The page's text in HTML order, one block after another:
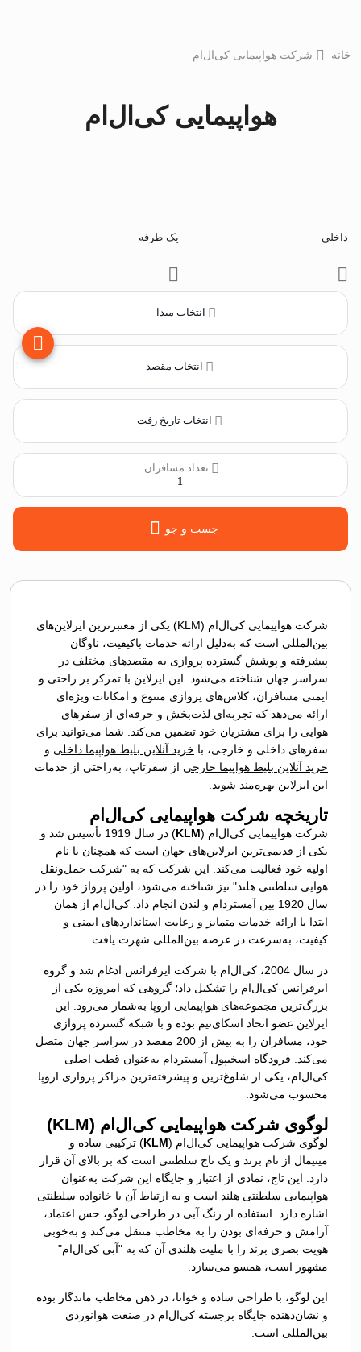
خانه شرکت هواپیمایی کی‌ال‌ام
هواپیمایی کی‌ال‌ام
داخلی یک طرفه
انتخاب مبدا
انتخاب مقصد
تعداد مسافران:
1
جست و جو
شرکت هواپیمایی کی‌ال‌ام (KLM) یکی از معتبرترین ایرلاین‌های
بین‌المللی است که به‌دلیل ارائه خدمات باکیفیت، ناوگان
پیشرفته و پوشش گسترده پروازی به مقصدهای مختلف در
سراسر جهان شناخته می‌شود. این ایرلاین با تمرکز بر راحتی و
ایمنی مسافران، کلاس‌های پروازی متنوع و امکانات ویژه‌ای
ارائه می‌دهد که تجربه‌ای لذت‌بخش و حرفه‌ای از سفرهای
هوایی را برای مشتریان خود تضمین می‌کند. شما می‌توانید برای
سفرهای داخلی و خارجی، با خرید آنلاین بلیط هواپیما داخلی و
خرید آنلاین بلیط هواپیما خارجی از سفرتاپ، به‌راحتی از خدمات
این ایرلاین بهره‌مند شوید.
تاریخچه شرکت هواپیمایی کی‌ال‌ام
شرکت هواپیمایی کی‌ال‌ام (KLM
) در سال 1919 تأسیس شد و
یکی از قدیمی‌ترین ایرلاین‌های جهان است که همچنان با نام
اولیه خود فعالیت می‌کند. این شرکت که به "شرکت حمل‌ونقل
هوایی سلطنتی هلند" نیز شناخته می‌شود، اولین پرواز خود را در
سال 1920 بین آمستردام و لندن انجام داد. کی‌ال‌ام از همان
ابتدا با ارائه خدمات متمایز و رعایت استانداردهای ایمنی و
کیفیت، به‌سرعت در عرصه بین‌المللی شهرت یافت.
در سال 2004، کی‌ال‌ام با شرکت ایرفرانس ادغام شد و گروه
ایرفرانس-کی‌ال‌ام را تشکیل داد؛ گروهی که امروزه یکی از
بزرگ‌ترین مجموعه‌های هواپیمایی اروپا به‌شمار می‌رود. این
ایرلاین عضو اتحاد اسکای‌تیم بوده و با شبکه گسترده پروازی
خود، مسافران را به بیش از 200 مقصد در سراسر جهان متصل
می‌کند. فرودگاه اسخیپول آمستردام به‌عنوان قطب اصلی
کی‌ال‌ام، یکی از شلوغ‌ترین و پیشرفته‌ترین مراکز پروازی اروپا
محسوب می‌شود.
لوگوی شرکت هواپیمایی کی‌ال‌ام (KLM
)
لوگوی شرکت هواپیمایی کی‌ال‌ام (KLM) ترکیبی ساده و
مینیمال از نام برند و یک تاج سلطنتی است که بر بالای آن قرار
دارد. این تاج، نمادی از اعتبار و جایگاه این شرکت به‌عنوان
هواپیمایی سلطنتی هلند است و به ارتباط آن با خانواده سلطنتی
اشاره دارد. استفاده از رنگ آبی در طراحی لوگو، حس اعتماد،
آرامش و حرفه‌ای بودن را به مخاطب منتقل می‌کند و به‌خوبی
هویت بصری برند را با ملیت هلندی آن که به "آبی کی‌ال‌ام"
مشهور است، همسو می‌سازد.
این لوگو، با طراحی ساده و خوانا، در ذهن مخاطب ماندگار بوده
و نشان‌دهنده جایگاه برجسته کی‌ال‌ام در صنعت هوانوردی
بین‌المللی است.